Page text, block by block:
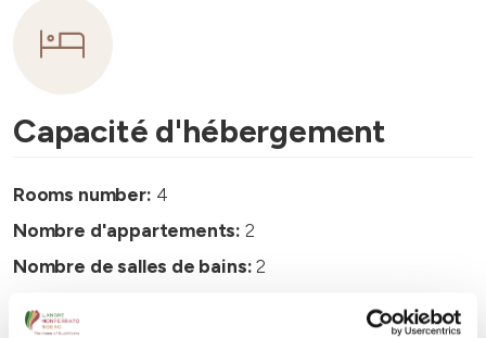
Capacité d'hébergement
Rooms number: 4
Nombre d'appartements: 2
Nombre de salles de bains:2